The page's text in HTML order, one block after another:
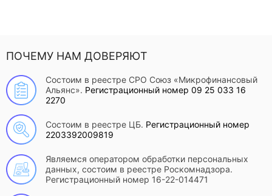
ПОЧЕМУ НАМ ДОВЕРЯЮТ
Состоим в реестре СРО Союз «Микрофинансовый
Альянс». Регистрационный номер 09 25 033 16
2270
Состоим в реестре ЦБ. Регистрационный номер
2203392009819
Являемся оператором обработки персональных
данных, состоим в реестре Роскомнадзора.
Регистрационный номер 16-22-014471